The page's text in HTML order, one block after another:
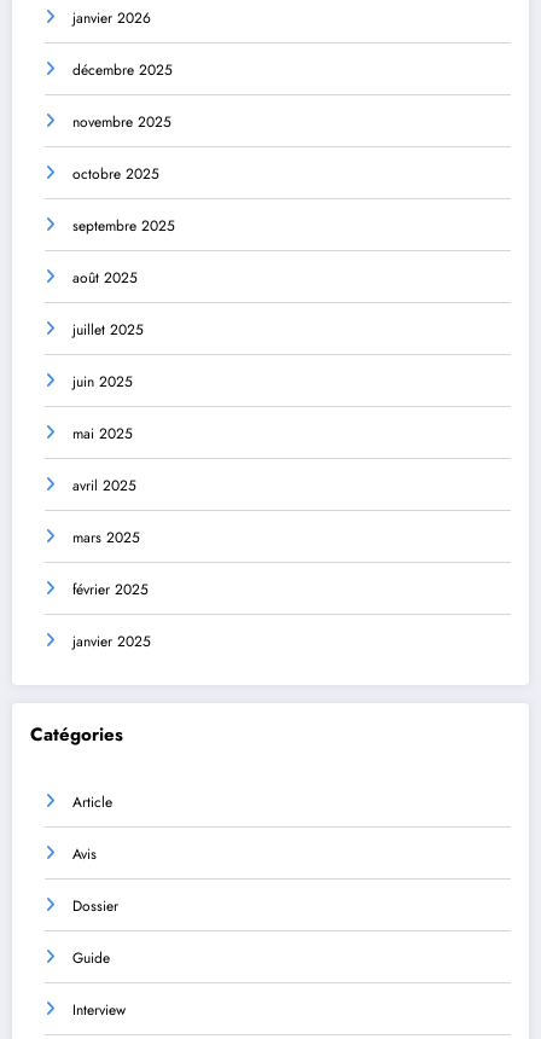
janvier 2026
décembre 2025
novembre 2025
octobre 2025
septembre 2025
août 2025
juillet 2025
juin 2025
mai 2025
avril 2025
mars 2025
février 2025
janvier 2025
Catégories
Article
Avis
Dossier
Guide
Interview